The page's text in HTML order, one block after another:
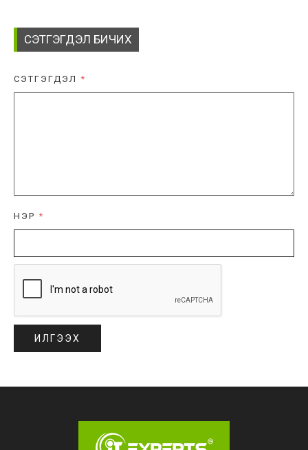
СЭТГЭГДЭЛ БИЧИХ
СЭТГЭГДЭЛ *
НЭР *